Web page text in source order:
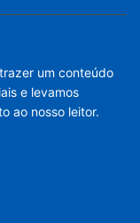
um conteúdo
e levamos
ao nosso leitor.